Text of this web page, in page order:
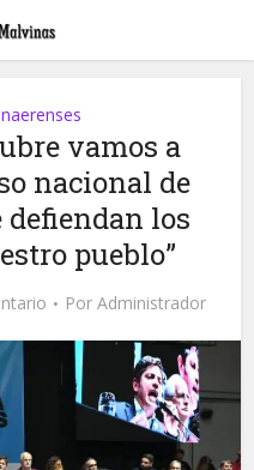
vamos a
nacional de
defiendan los
pueblo”
Por Administrador